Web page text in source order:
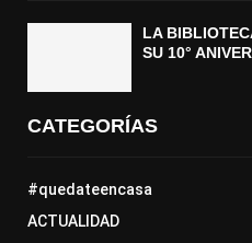
LA
SU 10°
CATEGORÍAS
#quedateencasa
ACTUALIDAD